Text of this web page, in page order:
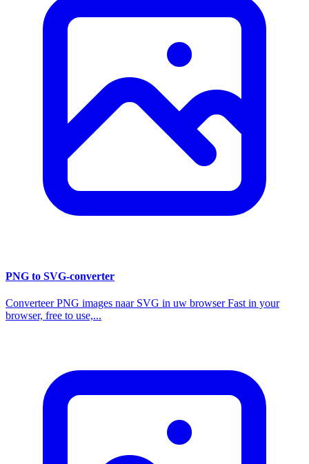
PNG to SVG-converter
Converteer PNG images naar SVG in uw browser Fast in your
browser, free to use,...